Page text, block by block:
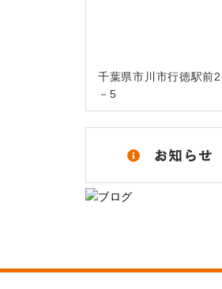
千葉県市川市行徳駅前
－5